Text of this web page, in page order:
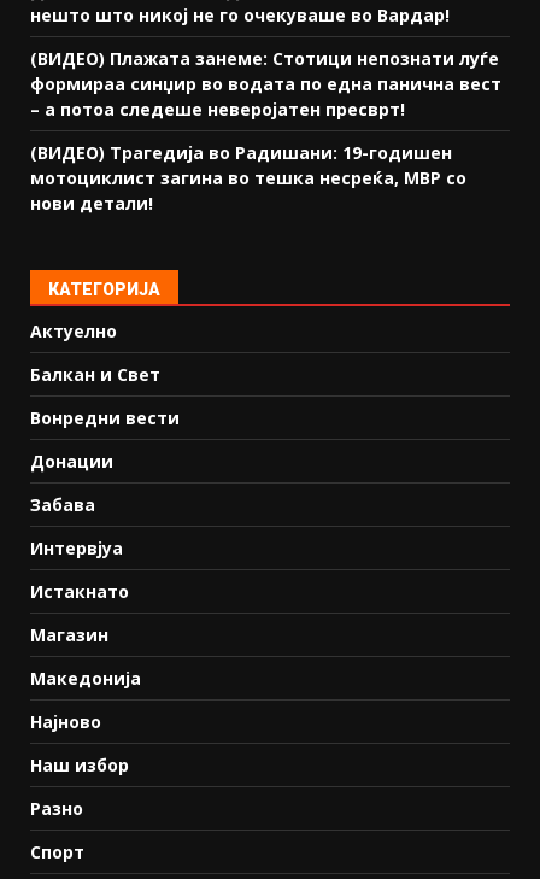
нешто што никој не го очекуваше во Вардар!
(ВИДЕО) Плажата занеме: Стотици непознати луѓе
формираа синџир во водата по една панична вест
– а потоа следеше неверојатен пресврт!
(ВИДЕО) Трагедија во Радишани: 19-годишен
мотоциклист загина во тешка несреќа, МВР со
нови детали!
КАТЕГОРИЈА
Актуелно
Балкан и Свет
Вонредни вести
Донации
Забава
Интервјуа
Истакнато
Магазин
Македонија
Најново
Наш избор
Разно
Спорт